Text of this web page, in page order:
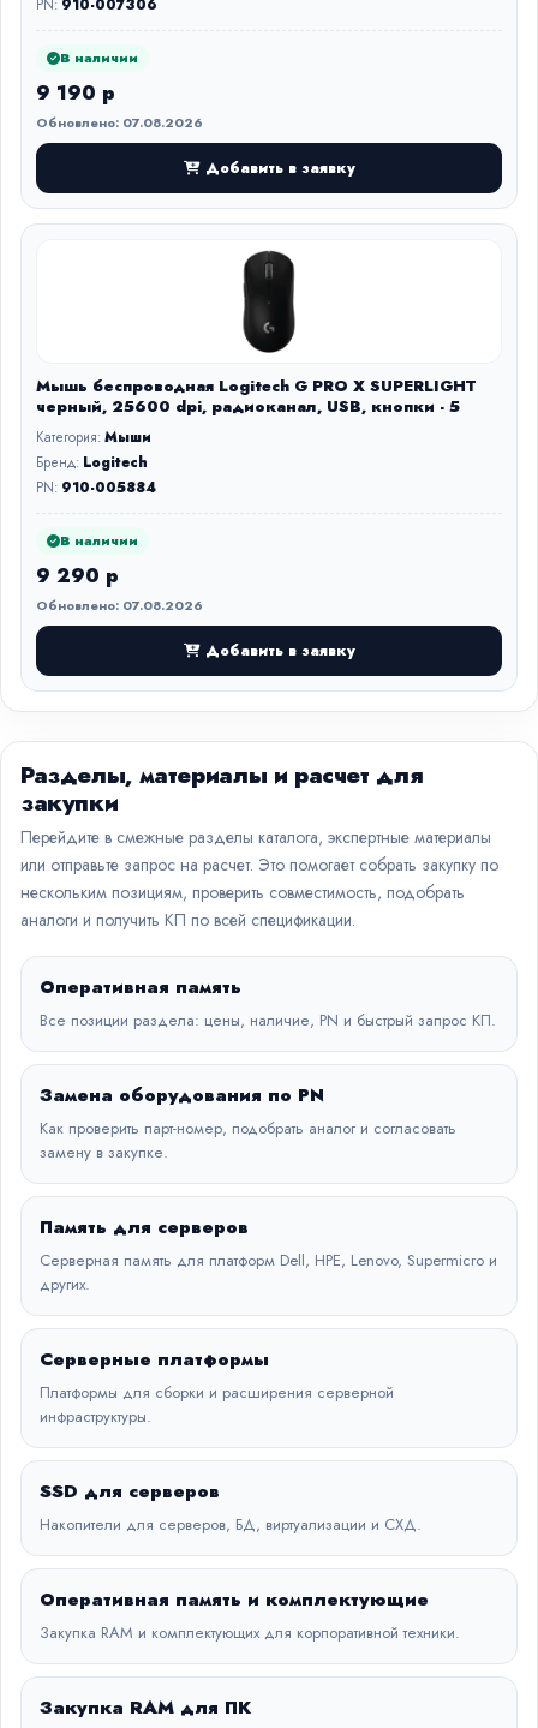
PN: 910-007306
В наличии
9 190 р
Обновлено: 07.08.2026
Добавить в заявку
Мышь беспроводная Logitech G PRO X SUPERLIGHT
черный, 25600 dpi, радиоканал, USB, кнопки - 5
Категория:Мыши
Бренд: Logitech
PN: 910-005884
В наличии
9 290 р
Обновлено: 07.08.2026
Добавить в заявку
Разделы, материалы и расчет для
закупки
Перейдите в смежные разделы каталога, экспертные материалы
или отправьте запрос на расчет. Это помогает собрать закупку по
нескольким позициям, проверить совместимость, подобрать
аналоги и получить КП по всей спецификации.
Оперативная память
Все позиции раздела: цены, наличие, PN и быстрый запрос КП.
Замена оборудования по PN
Как проверить парт-номер, подобрать аналог и согласовать
замену в закупке.
Память для серверов
Серверная память для платформ Dell, HPE, Lenovo, Supermicro и
других.
Серверные платформы
Платформы для сборки и расширения серверной
инфраструктуры.
SSD для серверов
Накопители для серверов, БД, виртуализации и СХД.
Оперативная память и комплектующие
Закупка RAM и комплектующих для корпоративной техники.
Закупка RAM для ПК